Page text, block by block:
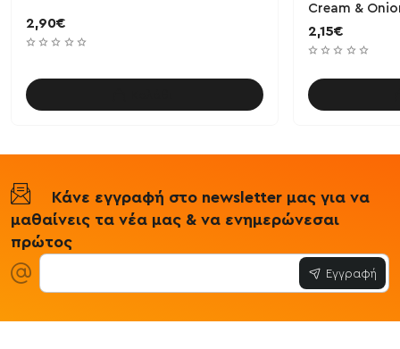
2,90€
Cream &
2,15€
Κάνε εγγραφή στο newsletter μας για να
μαθαίνεις τα νέα μας & να ενημερώνεσαι
πρώτος
Εγγραφή